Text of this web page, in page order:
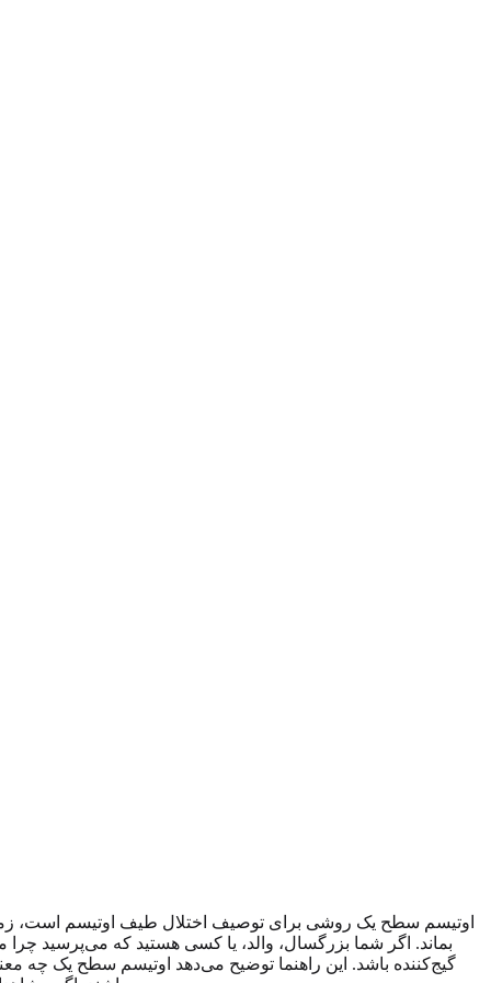
اوتیسم سطح یک روشی برای توصیف اختلال طیف اوتیسم است،
بماند. اگر شما بزرگسال، والد، یا کسی هستید که می‌پرسید
گیج‌کننده باشد. این راهنما توضیح می‌دهد اوتیسم سطح یک چه